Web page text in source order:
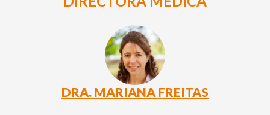
DRA. MARIANA FREITAS